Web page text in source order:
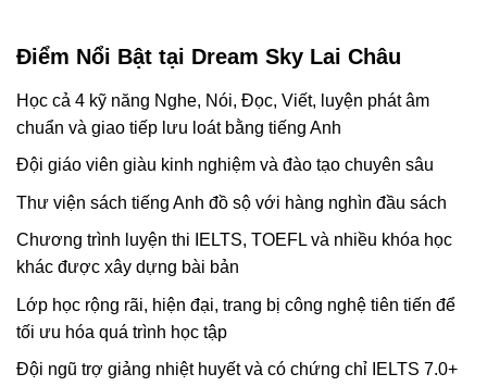
Điểm Nổi Bật tại Dream Sky Lai Châu
Học cả 4 kỹ năng Nghe, Nói, Đọc, Viết, luyện phát âm
chuẩn và giao tiếp lưu loát bằng tiếng Anh
Đội giáo viên giàu kinh nghiệm và đào tạo chuyên sâu
Thư viện sách tiếng Anh đồ sộ với hàng nghìn đầu sách
Chương trình luyện thi IELTS, TOEFL và nhiều khóa học
khác được xây dựng bài bản
Lớp học rộng rãi, hiện đại, trang bị công nghệ tiên tiến để
tối ưu hóa quá trình học tập
Đội ngũ trợ giảng nhiệt huyết và có chứng chỉ IELTS 7.0+